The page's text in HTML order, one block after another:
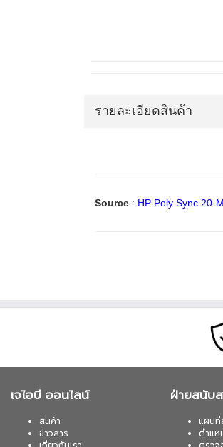
รายละเอียดสินค้า
Source : HP Poly Sync 20-
เจไอบี ออนไลน์
สินค้า
ข่าวสาร
ฝ่ายสนับ
แผนที่
ตำแห